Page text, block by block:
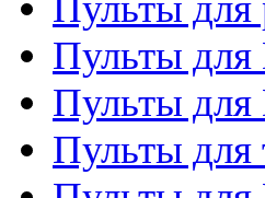
Пульты
Пульты
Пульты для